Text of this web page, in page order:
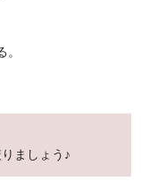
ましょう♪